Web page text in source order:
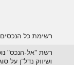
רשימת כל הנכסים